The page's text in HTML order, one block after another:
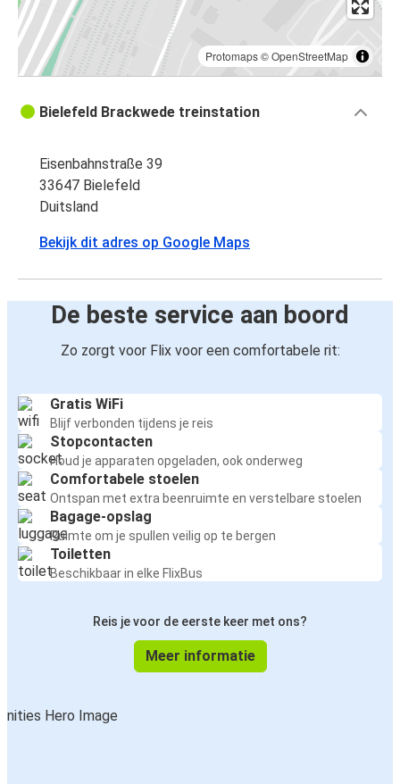
Protomaps©OpenStreetMap
Bielefeld Brackwede treinstation
Eisenbahnstraße 39
33647 Bielefeld
Duitsland
Bekijk dit adres op Google Maps
De beste service aan boord
Zo zorgt voor Flix voor een comfortabele rit:
Gratis WiFi
Blijf verbonden tijdens je reis
Stopcontacten
Houd je apparaten opgeladen, ook onderweg
Comfortabele stoelen
Ontspan met extra beenruimte en verstelbare stoelen
Bagage-opslag
Ruimte om je spullen veilig op te bergen
Toiletten
Beschikbaar in elke FlixBus
Reis je voor de eerste keer met ons?
Meer informatie